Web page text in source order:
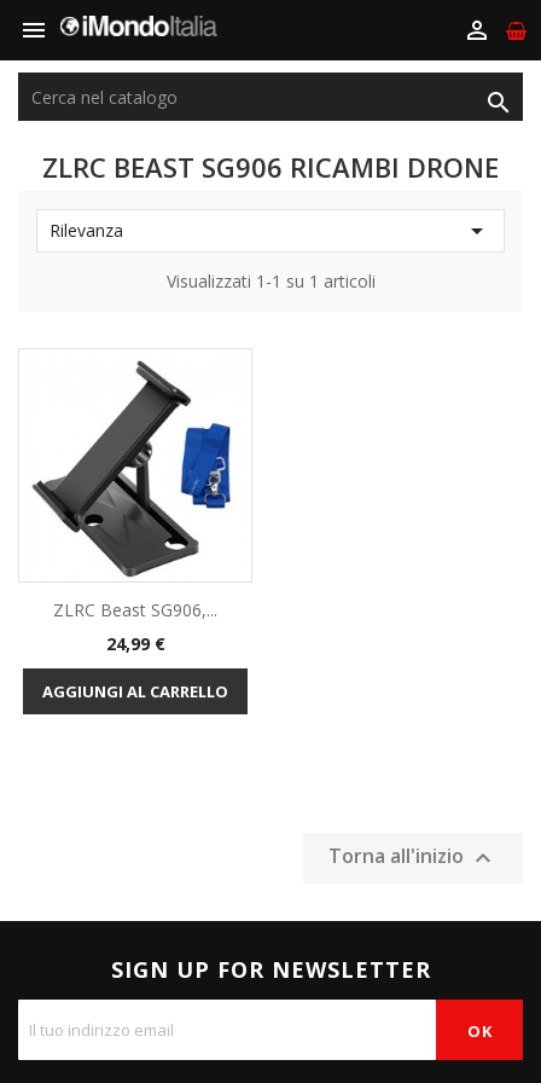
 

ZLRC BEAST SG906 RICAMBI DRONE
Rilevanza 
Visualizzati 1-1 su 1 articoli
ZLRC Beast SG906,...
Prezzo
24,99 €
AGGIUNGI AL CARRELLO
Torna all'inizio 
SIGN UP FOR NEWSLETTER